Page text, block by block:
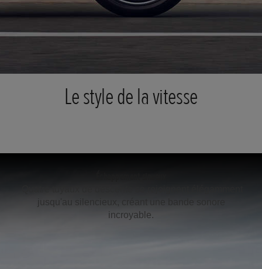
Le style de la vitesse
jusqu'au silencieux, créant une bande sonore
incroyable.